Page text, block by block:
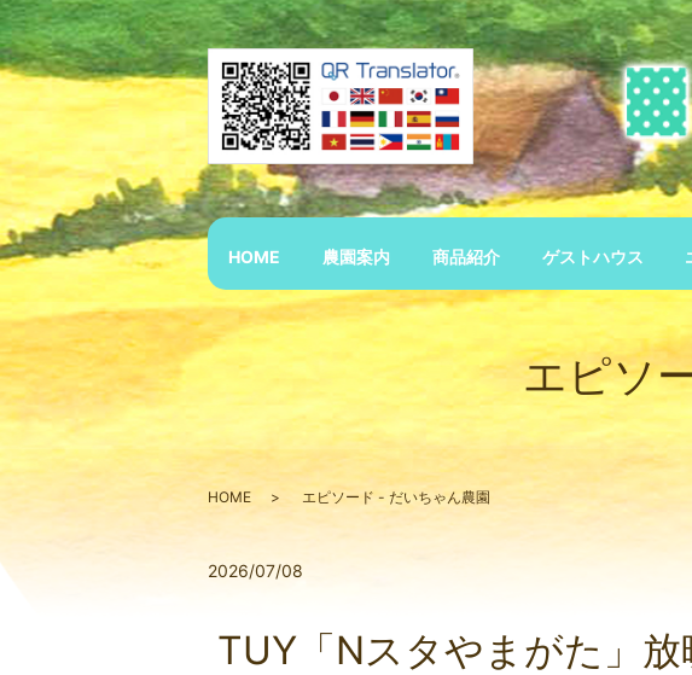
HOME 農園案内 商品紹介 ゲストハウス
エピソ
HOME エピソード - だいちゃん農園
2026/07/08
TUY「Nスタやまがた」